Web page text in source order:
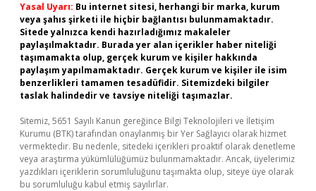
Yasal Uyarı: Bu internet sitesi, herhangi bir marka, kurum
veya şahıs şirketi ile hiçbir bağlantısı bulunmamaktadır.
Sitede yalnızca kendi hazırladığımız makaleler
paylaşılmaktadır. Burada yer alan içerikler haber niteliği
taşımamakta olup, gerçek kurum ve kişiler hakkında
paylaşım yapılmamaktadır. Gerçek kurum ve kişiler ile isim
benzerlikleri tamamen tesadüfidir. Sitemizdeki bilgiler
taslak halindedir ve tavsiye niteliği taşımazlar.
Sitemiz, 5651 Sayılı Kanun gereğince Bilgi Teknolojileri ve İletişim
Kurumu (BTK) tarafından onaylanmış bir Yer Sağlayıcı olarak hizmet
vermektedir. Bu nedenle, sitedeki içerikleri proaktif olarak denetleme
veya araştırma yükümlülüğümüz bulunmamaktadır. Ancak, üyelerimiz
yazdıkları içeriklerin sorumluluğunu taşımakta olup, siteye üye olarak
bu sorumluluğu kabul etmiş sayılırlar.